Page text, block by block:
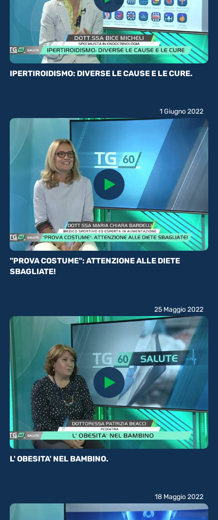
IPERTIROIDISMO: DIVERSE LE CAUSE E LE CURE.
"PROVA COSTUME": ATTENZIONE ALLE DIETE
SBAGLIATE!
1 Giugno 2022
L' OBESITA' NEL BAMBINO.
25 Maggio 2022
18 Maggio 2022